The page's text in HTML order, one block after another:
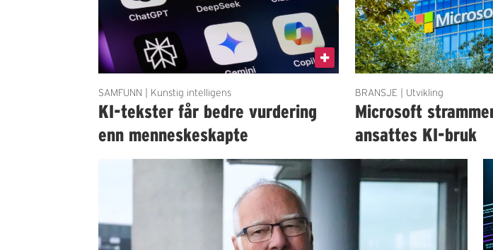
SAMFUNN | Kunstig intelligens
KI-tekster får bedre vurdering
enn menneskeskapte
BRANSJE | Utvikling
Microsoft
ansattes KI-bruk